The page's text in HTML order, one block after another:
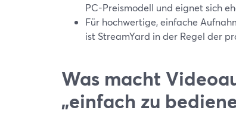
PC-Preismodell und eignet sich
Für hochwertige, einfache
ist StreamYard in der Regel der
Was macht
„einfach zu